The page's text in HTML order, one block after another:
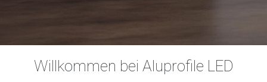
Willkommen bei Aluprofile LED